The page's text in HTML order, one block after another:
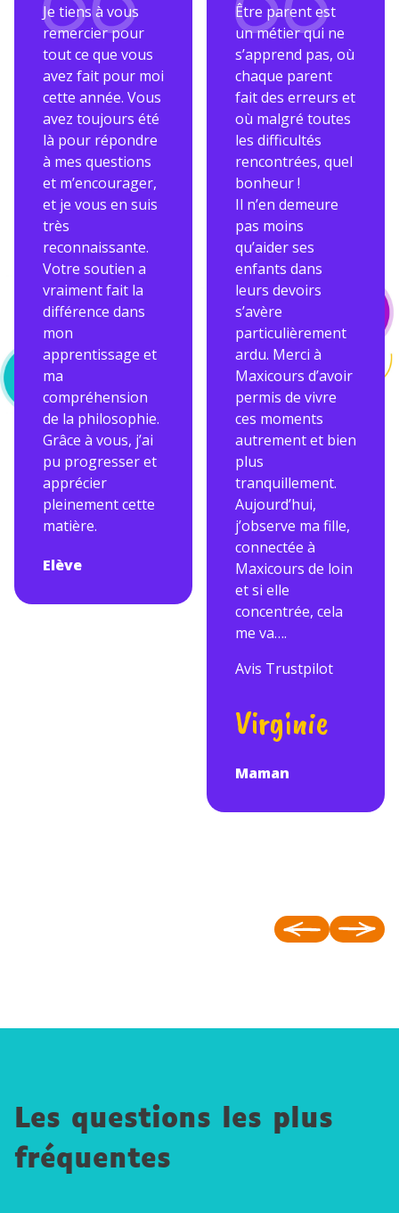
Je tiens à vous
remercier pour
tout ce que vous
avez fait pour moi
cette année. Vous
avez toujours été
là pour répondre
à mes questions
et m’encourager,
et je vous en suis
très
reconnaissante.
Votre soutien a
vraiment fait la
différence dans
mon
apprentissage et
ma
compréhension
de la philosophie.
Grâce à vous, j’ai
pu progresser et
apprécier
pleinement cette
matière.
Elève
Être parent est
un métier qui ne
s’apprend pas, où
chaque parent
fait des erreurs et
où malgré toutes
les difficultés
rencontrées, quel
bonheur !
Il n’en demeure
pas moins
qu’aider ses
enfants dans
leurs devoirs
s’avère
particulièrement
ardu. Merci à
Maxicours d’avoir
permis de vivre
ces moments
autrement et bien
plus
tranquillement.
Aujourd’hui,
j’observe ma fille,
connectée à
Maxicours de loin
et si elle
concentrée, cela
me va….
Avis Trustpilot
Virginie
Maman
Les questions les plus
fréquentes